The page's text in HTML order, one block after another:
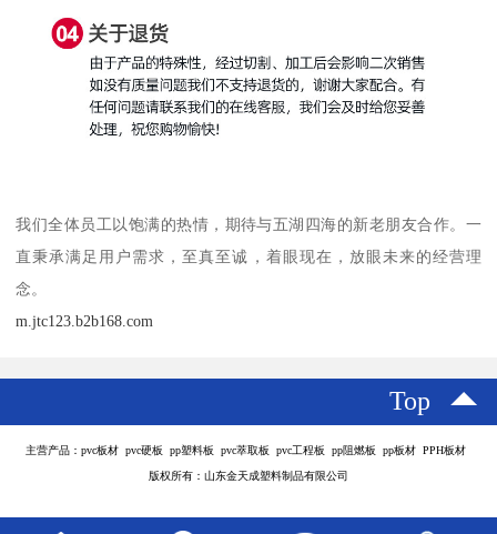
我们全体员工以饱满的热情，期待与五湖四海的新老朋友合作。一
直秉承满足用户需求，至真至诚，着眼现在，放眼未来的经营理
念。
m.jtc123.b2b168.com
Top
主营产品：pvc板材 pvc硬板 pp塑料板 pvc萃取板 pvc工程板 pp阻燃板 pp板材 PPH板材
版权所有：山东金天成塑料制品有限公司